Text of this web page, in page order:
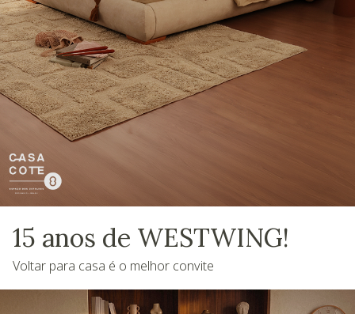
15 anos de WESTWING!
Voltar para casa é o melhor convite